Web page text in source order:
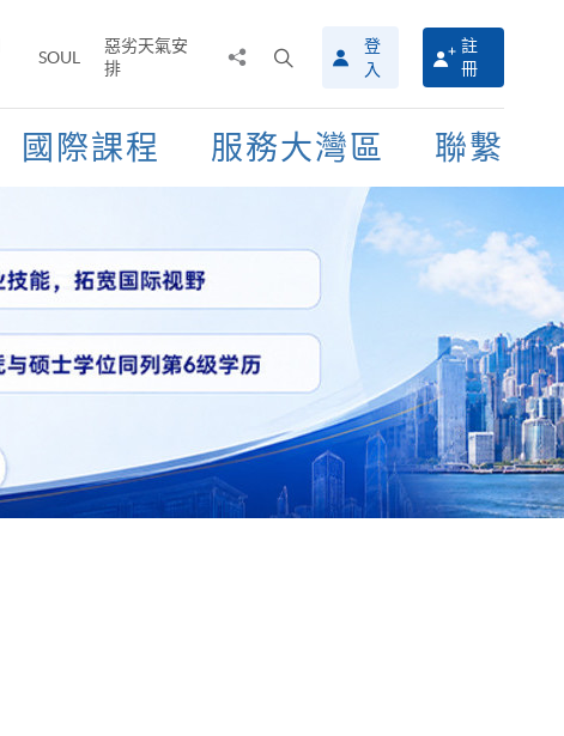
SOUL
惡劣天氣安
排
搜
尋
介
面
登
入
註
冊
國際課程 服務大灣區 聯繫